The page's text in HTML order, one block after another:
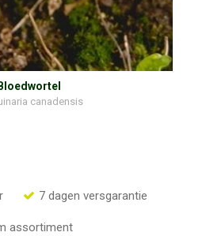
Bloedwortel
canadensis
7 dagen versgarantie
assortiment